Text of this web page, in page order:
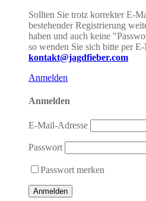
Sollten Sie trotz korrekter E-
bestehender Registrierung
haben und auch keine
so wenden Sie sich bitte per
kontakt@jagdfieber.com
Anmelden
Anmelden
E-Mail-Adresse
Passwort
Passwort merken
Anmelden